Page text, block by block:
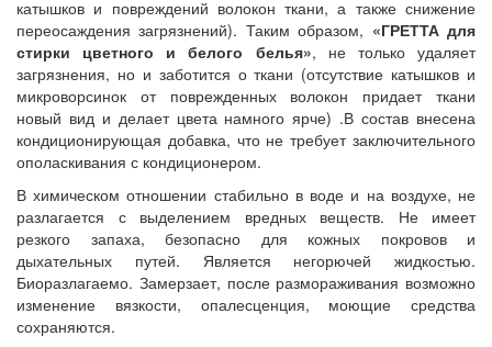
катышков и повреждений волокон ткани, а также снижение
переосаждения загрязнений). Таким образом, «ГРЕТТА для
стирки цветного и белого белья», не только удаляет
загрязнения, но и заботится о ткани (отсутствие катышков и
микроворсинок от поврежденных волокон придает ткани
новый вид и делает цвета намного ярче) .В состав внесена
кондиционирующая добавка, что не требует заключительного
ополаскивания с кондиционером.
В химическом отношении стабильно в воде и на воздухе, не
разлагается с выделением вредных веществ. Не имеет
резкого запаха, безопасно для кожных покровов и
дыхательных путей. Является негорючей жидкостью.
Биоразлагаемо. Замерзает, после размораживания возможно
изменение вязкости, опалесценция, моющие средства
сохраняются.